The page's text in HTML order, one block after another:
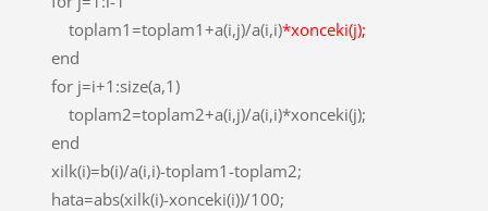
toplam1=toplam1+a(i,j)/a(i,i)*xonceki(j);
end
for j=i+1:size(a,1)
toplam2=toplam2+a(i,j)/a(i,i)*xonceki(j);
end
xilk(i)=b(i)/a(i,i)-toplam1-toplam2;
hata=abs(xilk(i)-xonceki(i))/100;